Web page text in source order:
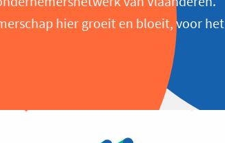
hier groeit en bloeit, voor het